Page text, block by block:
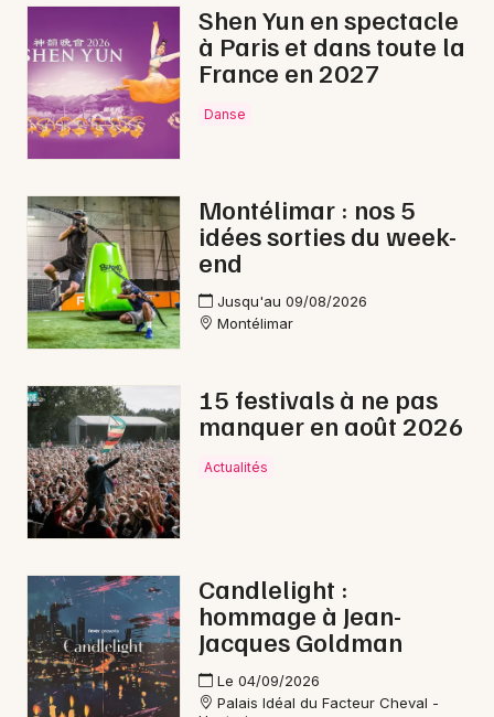
Shen Yun en spectacle
à Paris et dans toute la
France en 2027
Danse
Montélimar : nos 5
idées sorties du week-
end
Jusqu'au 09/08/2026
Montélimar
15 festivals à ne pas
manquer en août 2026
Actualités
Candlelight :
hommage à Jean-
Jacques Goldman
Le 04/09/2026
Palais Idéal du Facteur Cheval -